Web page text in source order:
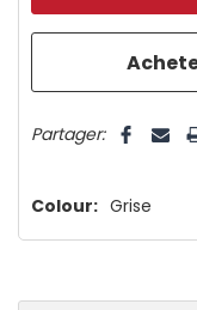
plus
Partager:
Colour: Grise